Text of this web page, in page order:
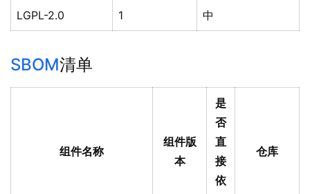
LGPL-2.0 1 中
SBOM清单
组件名称
组件版
本
是
否
直
接
依
仓库